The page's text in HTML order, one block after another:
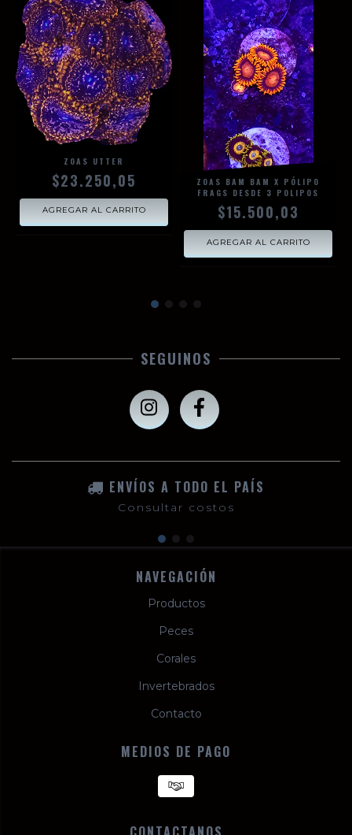
ZOAS UTTER
$23.250,05
ZOAS BAM BAM X PÓLIPO
FRAGS DESDE 3 POLIPOS
$15.500,03
SEGUINOS
ENVÍOS A TODO EL PAÍS
Consultar costos
NAVEGACIÓN
Productos
Peces
Corales
Invertebrados
Contacto
MEDIOS DE PAGO